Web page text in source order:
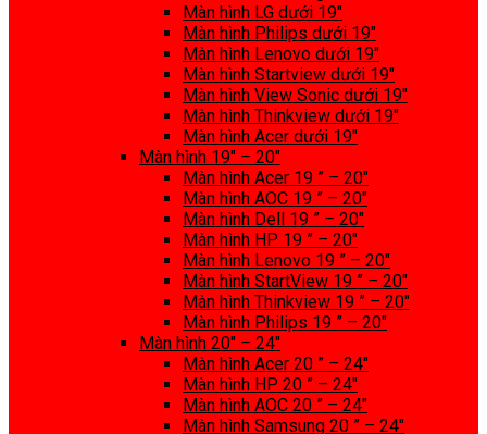
Màn hình LG dưới 19″
Màn hình Philips dưới 19″
Màn hình Lenovo dưới 19″
Màn hình Startview dưới 19″
Màn hình View Sonic dưới 19″
Màn hình Thinkview dưới 19″
Màn hình Acer dưới 19″
Màn hình 19″ – 20″
Màn hình Acer 19 ” – 20″
Màn hình AOC 19 ” – 20″
Màn hình Dell 19 ” – 20″
Màn hình HP 19 ” – 20″
Màn hình Lenovo 19 ” – 20″
Màn hình StartView 19 ” – 20″
Màn hình Thinkview 19 ” – 20″
Màn hình Philips 19 ” – 20″
Màn hình 20″ – 24″
Màn hình Acer 20 ” – 24″
Màn hình HP 20 ” – 24″
Màn hình AOC 20 ” – 24″
Màn hình Samsung 20 ” – 24″